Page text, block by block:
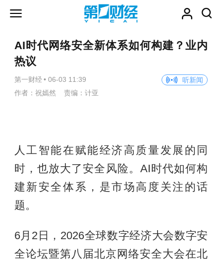
AI时代网络安全新体系如何构建？业内
热议
第一财经 • 06-03 11:39
听新闻
作者：祝嫣然 责编：计亚
人工智能在赋能经济高质量发展的同
时，也放大了安全风险。AI时代如何构
建新安全体系，是市场高度关注的话
题。
6月2日，2026全球数字经济大会数字安
全论坛暨第八届北京网络安全大会在北